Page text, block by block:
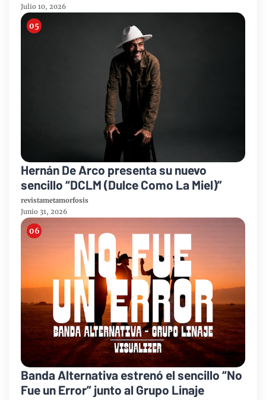
Julio 10, 2026
Hernán De Arco presenta su nuevo
sencillo “DCLM (Dulce Como La Miel)”
revistametamorfosis
Junio 31, 2026
Banda Alternativa estrenó el sencillo “No
Fue un Error” junto al Grupo Linaje